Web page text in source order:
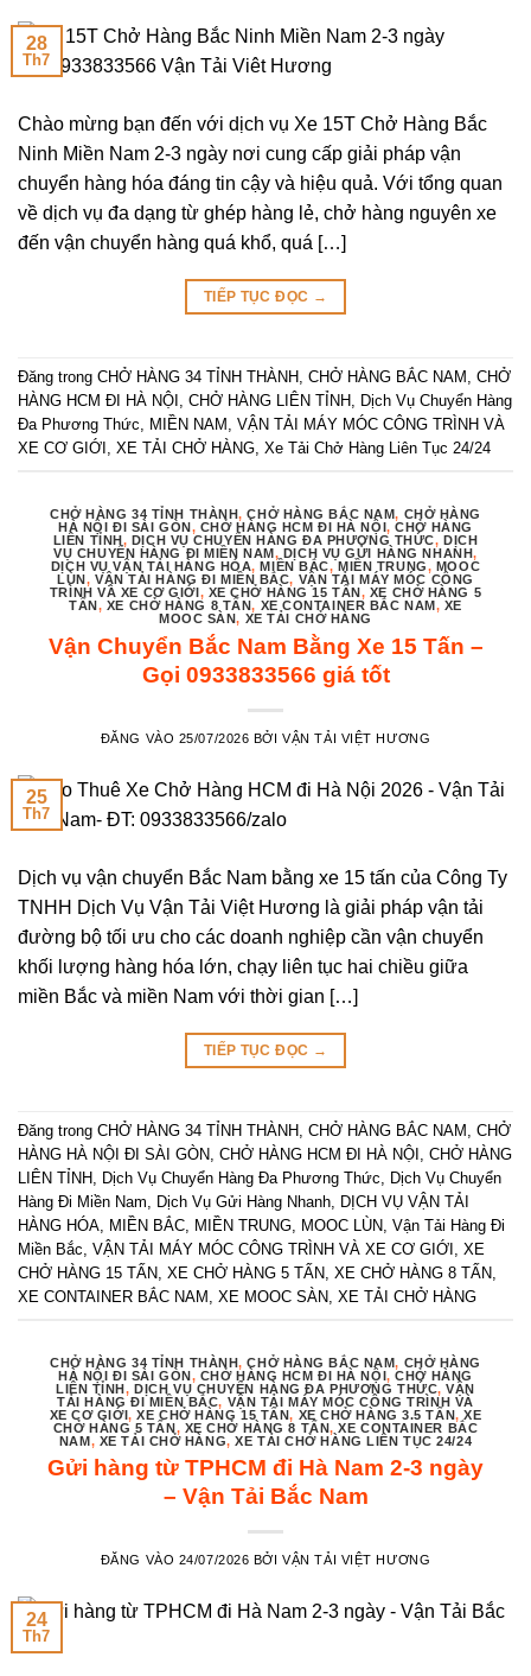
28
Th7
Chào mừng bạn đến với dịch vụ Xe 15T Chở Hàng Bắc
Ninh Miền Nam 2-3 ngày nơi cung cấp giải pháp vận
chuyển hàng hóa đáng tin cậy và hiệu quả. Với tổng quan
về dịch vụ đa dạng từ ghép hàng lẻ, chở hàng nguyên xe
đến vận chuyển hàng quá khổ, quá […]
TIẾP TỤC ĐỌC →
Đăng trong CHỞ HÀNG 34 TỈNH THÀNH, CHỞ HÀNG BẮC NAM , CHỞ
HÀNG HCM ĐI HÀ NỘI , CHỞ HÀNG LIÊN TỈNH, Dịch Vụ Chuyển Hàng
Đa Phương Thức, MIỀN NAM , VẬN TẢI MÁY MÓC CÔNG TRÌNH VÀ
XE CƠ GIỚI , XE TẢI CHỞ HÀNG, Xe Tải Chở Hàng Liên Tục 24/24
CHỞ HÀNG 34 TỈNH THÀNH,CHỞ HÀNG BẮC NAM, CHỞ HÀNG
HÀ NỘI ĐI SÀI GÒN, CHỞ HÀNG HCM ĐI HÀ NỘI,CHỞ HÀNG
LIÊN TỈNH, DỊCH VỤ CHUYỂN HÀNG ĐA PHƯƠNG THỨC,DỊCH
VỤ CHUYỂN HÀNG ĐI MIỀN NAM, DỊCH VỤ GỬI HÀNG NHANH,
DỊCH VỤ VẬN TẢI HÀNG HÓA,MIỀN BẮC,MIỀN TRUNG, MOOC
LÙN,VẬN TẢI HÀNG ĐI MIỀN BẮC, VẬN TẢI MÁY MÓC CÔNG
TRÌNH VÀ XE CƠ GIỚI, XE CHỞ HÀNG 15 TẤN, XE CHỞ HÀNG 5
TẤN, XE CHỞ HÀNG 8 TẤN, XE CONTAINER BẮC NAM, XE
MOOC SÀN, XE TẢI CHỞ HÀNG
Vận Chuyển Bắc Nam Bằng Xe 15 Tấn –
Gọi 0933833566 giá tốt
ĐĂNG VÀO 25/07/2026 BỞIVẬN TẢI VIỆT HƯƠNG
25
Th7
Dịch vụ vận chuyển Bắc Nam bằng xe 15 tấn của Công Ty
TNHH Dịch Vụ Vận Tải Việt Hương là giải pháp vận tải
đường bộ tối ưu cho các doanh nghiệp cần vận chuyển
khối lượng hàng hóa lớn, chạy liên tục hai chiều giữa
miền Bắc và miền Nam với thời gian […]
TIẾP TỤC ĐỌC →
Đăng trong CHỞ HÀNG 34 TỈNH THÀNH CHỞ HÀNG BẮC NAM
CHỞ
HÀNG HÀ NỘI ĐI SÀI GÒN CHỞ HÀNG HCM ĐI HÀ NỘI
CHỞ HÀNG
LIÊN TỈNH
Dịch Vụ Chuyển Hàng Đa Phương Thức
Dịch Vụ Chuyển
Hàng Đi Miền Nam
Dịch Vụ Gửi Hàng Nhanh
DỊCH VỤ VẬN TẢI
HÀNG HÓA
MIỀN BẮC MIỀN TRUNG MOOC LÙN Vận Tải Hàng Đi
Miền Bắc VẬN TẢI MÁY MÓC CÔNG TRÌNH VÀ XE CƠ GIỚI
XE
CHỞ HÀNG 15 TẤN XE CHỞ HÀNG 5 TẤN XE CHỞ HÀNG 8 TẤN
XE CONTAINER BẮC NAM
XE MOOC SÀN XE TẢI CHỞ HÀNG
CHỞ HÀNG 34 TỈNH THÀNH,CHỞ HÀNG BẮC NAM, CHỞ HÀNG
HÀ NỘI ĐI SÀI GÒN, CHỞ HÀNG HCM ĐI HÀ NỘI,CHỞ HÀNG
LIÊN TỈNH,DỊCH VỤ CHUYỂN HÀNG ĐA PHƯƠNG THỨC,VẬN
TẢI HÀNG ĐI MIỀN BẮC, VẬN TẢI MÁY MÓC CÔNG TRÌNH VÀ
XE CƠ GIỚI,XE CHỞ HÀNG 15 TẤN, XE CHỞ HÀNG 3.5 TẤN,XE
CHỞ HÀNG 5 TẤN, XE CHỞ HÀNG 8 TẤN,XE CONTAINER BẮC
NAM, XE TẢI CHỞ HÀNG,XE TẢI CHỞ HÀNG LIÊN TỤC 24/24
Gửi hàng từ TPHCM đi Hà Nam 2-3 ngày
– Vận Tải Bắc Nam
ĐĂNG VÀO 24/07/2026 BỞIVẬN TẢI VIỆT HƯƠNG
24
Th7